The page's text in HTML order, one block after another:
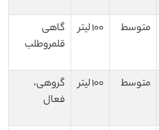
متوسط 100 لیتر
گاهی
قلمروطلب
متوسط 100 لیتر
گروهی،
فعال